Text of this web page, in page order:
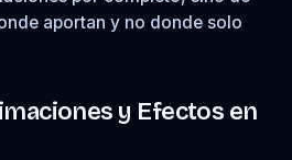
aportan y no donde solo
y Efectos en